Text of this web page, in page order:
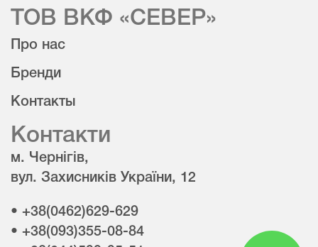
ТОВ ВКФ «СЕВЕР»
Про нас
Бренди
Контакты
Контакти
м. Чернігів,
вул. Захисників України, 12
• +38(0462)629-629
• +38(093)355-08-84